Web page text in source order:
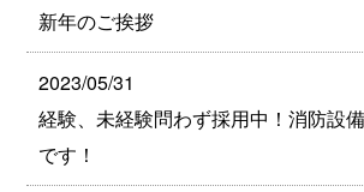
新年のご挨拶
2023/05/31
経験、未経験問わず採用中！消防設
です！